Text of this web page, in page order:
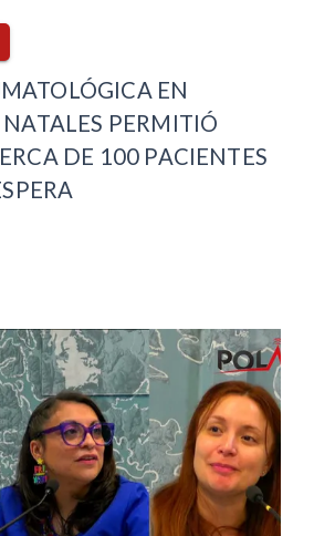
EN
PERMITIÓ
DE 100 PACIENTES